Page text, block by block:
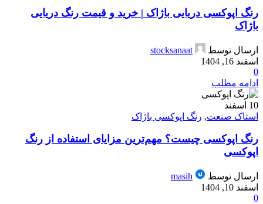
رنگ اپوکسی دریایی باژاک | خرید و قیمت رنگ دریایی
باژاک
ارسال توسط
stocksanaat
اسفند 16, 1404
0
ادامه مطلب
10 اسفند
استاک صنعت, رنگ اپوکسی باژاک
رنگ اپوکسی چیست؟ مهم‌ترین مزایای استفاده از رنگ
اپوکسی
ارسال توسط
masih
اسفند 10, 1404
0